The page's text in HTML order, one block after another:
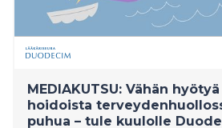
MEDIAKUTSU: Vähän
hoidoista
puhua – tule kuulolle